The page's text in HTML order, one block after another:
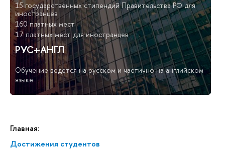
Главная:
Достижения студентов
15 государственных стипендий Правительства РФ для
иностранцев
160 платных мест
17 платных мест для иностранцев
РУС+АНГЛ
Обучение ведется на русском и частично на английском
языке